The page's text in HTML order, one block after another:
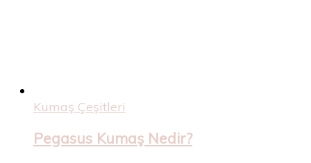
Kumaş Çeşitleri
Pegasus Kumaş Nedir?